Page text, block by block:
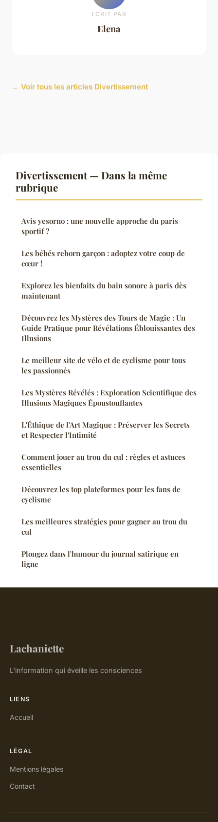
ECRIT PAR
Elena
← Voir tous les articles Divertissement
Divertissement — Dans la même
rubrique
Avis yesorno : une nouvelle approche du paris
sportif ?
Les bébés reborn garçon : adoptez votre coup de
cœur !
Explorez les bienfaits du bain sonore à paris dès
maintenant
Découvrez les Mystères des Tours de Magie : Un
Guide Pratique pour Révélations Éblouissantes des
Illusions
Le meilleur site de vélo et de cyclisme pour tous
les passionnés
Les Mystères Révélés : Exploration Scientifique des
Illusions Magiques Époustouflantes
L'Éthique de l'Art Magique : Préserver les Secrets
et Respecter l'Intimité
Comment jouer au trou du cul : règles et astuces
essentielles
Découvrez les top plateformes pour les fans de
cyclisme
Les meilleures stratégies pour gagner au trou du
cul
Plongez dans l'humour du journal satirique en
ligne
Lachaniette
L'information qui éveille les consciences
LIENS
Accueil
LÉGAL
Mentions légales
Contact